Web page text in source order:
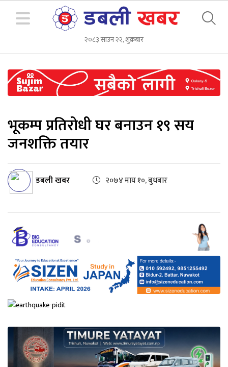
२०८३ साउन २२, शुक्रबार
भूकम्प प्रतिरोधी घर बनाउन १९ सय
जनशक्ति तयार
डबली खबर २०७४ माघ १०, बुधबार